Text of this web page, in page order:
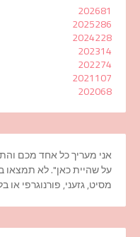
202681
2025286
2024228
202314
202274
2021107
202068
אני מעריך כל אחד מכם
על שהיית כאן". לא תמצאו
מסיט, גזעני, פורנוגרפי